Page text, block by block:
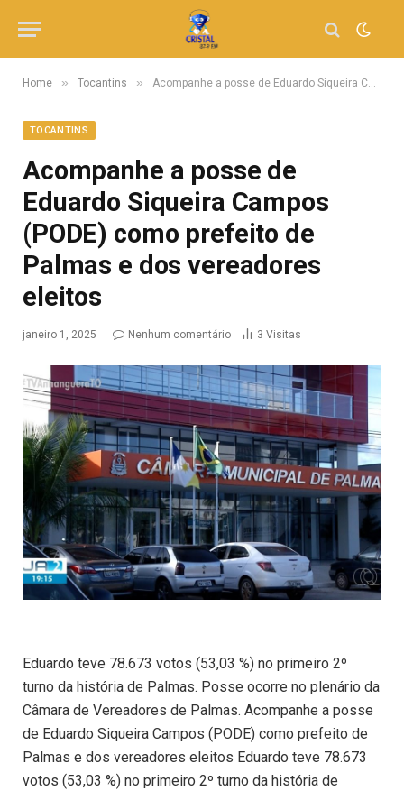
Home » Tocantins » Acompanhe a posse de Eduardo Siqueira Campos (PODE) como prefeito de Palmas e dos vereadores eleitos
TOCANTINS
Acompanhe a posse de
Eduardo Siqueira Campos
(PODE) como prefeito de
Palmas e dos vereadores
eleitos
janeiro 1, 2025 Nenhum comentário 3 Visitas
Eduardo teve 78.673 votos (53,03 %) no primeiro 2º
turno da história de Palmas. Posse ocorre no plenário da
Câmara de Vereadores de Palmas. Acompanhe a posse
de Eduardo Siqueira Campos (PODE) como prefeito de
Palmas e dos vereadores eleitos Eduardo teve 78.673
votos (53,03 %) no primeiro 2º turno da história de